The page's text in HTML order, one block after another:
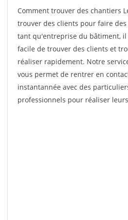
Comment trouver des chantiers
trouver des clients pour faire des
tant qu'entreprise du bâtiment,
facile de trouver des clients et
réaliser rapidement. Notre
vous permet de rentrer en
instantannée avec des
professionnels pour réaliser